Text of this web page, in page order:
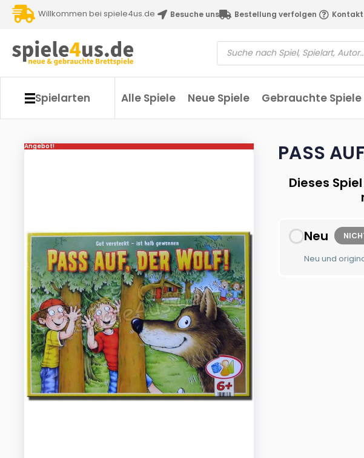
Willkommen bei spiele4us.de Besuche uns Bestellung verfolgen Kontakt
Spielarten Alle Spiele Neue Spiele Gebrauchte Spiele
Angebot! PASS
Dieses
Neu
Neu und